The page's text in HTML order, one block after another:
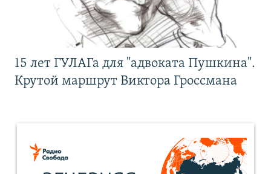
15 лет ГУЛАГа для "адвоката Пушкина".
Крутой маршрут Виктора Гроссмана